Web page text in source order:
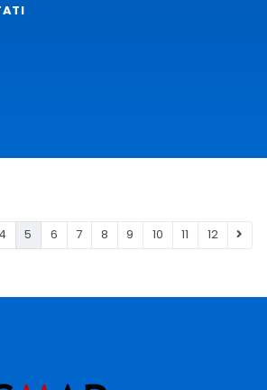
4 5 6 7 8 9 10 11 12